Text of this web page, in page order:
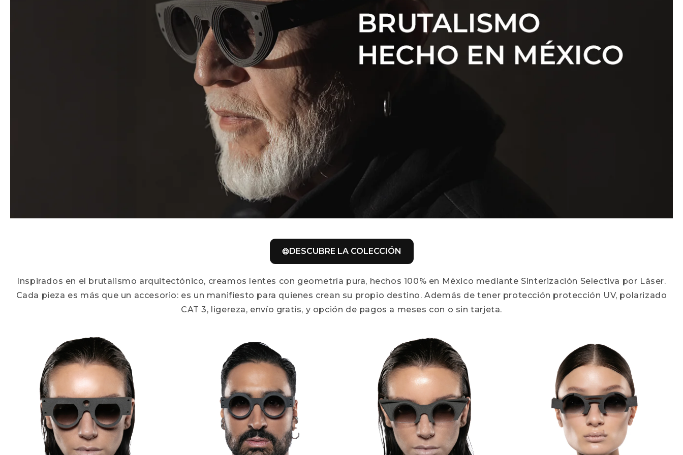
DESCUBRE LA COLECCIÓN
Inspirados en el brutalismo arquitectónico, creamos lentes con geometría pura, hechos 100% en México mediante Sinterización Selectiva por Láser.
Cada pieza es más que un accesorio: es un manifiesto para quienes crean su propio destino. Además de tener protección protección UV, polarizado
CAT 3, ligereza, envío gratis, y opción de pagos a meses con o sin tarjeta.